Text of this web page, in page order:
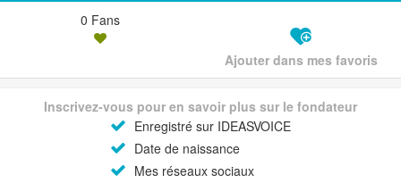
0 Fans
Ajouter dans mes favoris
Inscrivez-vous pour en savoir plus sur le fondateur
Enregistré sur IDEASVOICE
Date de naissance
Mes réseaux sociaux